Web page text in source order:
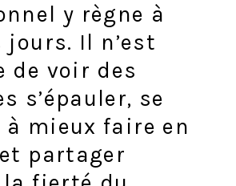
y règne à
Il n’est
de voir des
s’épauler, se
mieux faire en
partager